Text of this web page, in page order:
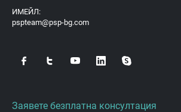
ИМЕЙЛ:
pspteam@psp-bg.com
Заявете безплатна консултация